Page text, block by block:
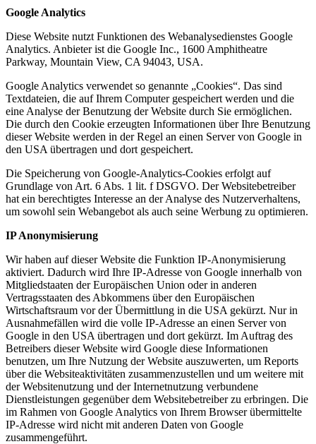
Google Analytics
Diese Website nutzt Funktionen des Webanalysedienstes Google
Analytics. Anbieter ist die Google Inc., 1600 Amphitheatre
Parkway, Mountain View, CA 94043, USA.
Google Analytics verwendet so genannte „Cookies“. Das sind
Textdateien, die auf Ihrem Computer gespeichert werden und die
eine Analyse der Benutzung der Website durch Sie ermöglichen.
Die durch den Cookie erzeugten Informationen über Ihre Benutzung
dieser Website werden in der Regel an einen Server von Google in
den USA übertragen und dort gespeichert.
Die Speicherung von Google-Analytics-Cookies erfolgt auf
Grundlage von Art. 6 Abs. 1 lit. f DSGVO. Der Websitebetreiber
hat ein berechtigtes Interesse an der Analyse des Nutzerverhaltens,
um sowohl sein Webangebot als auch seine Werbung zu optimieren.
IP Anonymisierung
Wir haben auf dieser Website die Funktion IP-Anonymisierung
aktiviert. Dadurch wird Ihre IP-Adresse von Google innerhalb von
Mitgliedstaaten der Europäischen Union oder in anderen
Vertragsstaaten des Abkommens über den Europäischen
Wirtschaftsraum vor der Übermittlung in die USA gekürzt. Nur in
Ausnahmefällen wird die volle IP-Adresse an einen Server von
Google in den USA übertragen und dort gekürzt. Im Auftrag des
Betreibers dieser Website wird Google diese Informationen
benutzen, um Ihre Nutzung der Website auszuwerten, um Reports
über die Websiteaktivitäten zusammenzustellen und um weitere mit
der Websitenutzung und der Internetnutzung verbundene
Dienstleistungen gegenüber dem Websitebetreiber zu erbringen. Die
im Rahmen von Google Analytics von Ihrem Browser übermittelte
IP-Adresse wird nicht mit anderen Daten von Google
zusammengeführt.